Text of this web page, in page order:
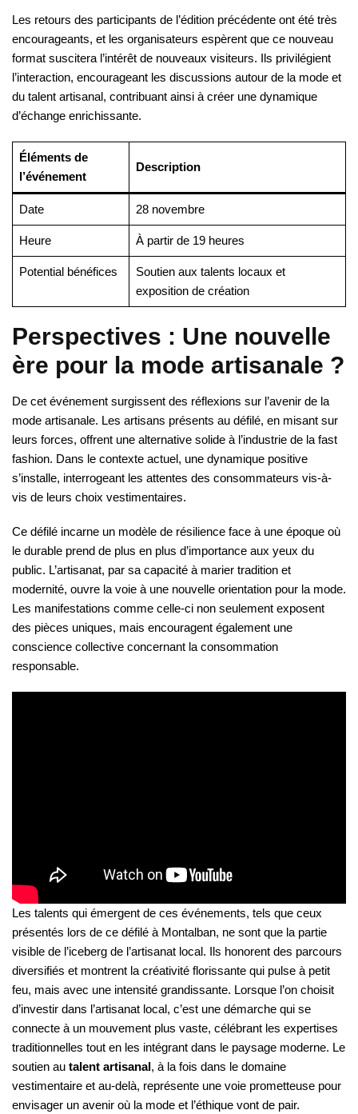
Les retours des participants de l’édition précédente ont été très
encourageants, et les organisateurs espèrent que ce nouveau
format suscitera l’intérêt de nouveaux visiteurs. Ils privilégient
l’interaction, encourageant les discussions autour de la mode et
du talent artisanal, contribuant ainsi à créer une dynamique
d’échange enrichissante.
Éléments de
l’événement
Description
Date 28 novembre
Heure À partir de 19 heures
Potential bénéfices
Soutien aux talents locaux et
exposition de création
Perspectives : Une nouvelle
ère pour la mode artisanale ?
De cet événement surgissent des réflexions sur l’avenir de la
mode artisanale. Les artisans présents au défilé, en misant sur
leurs forces, offrent une alternative solide à l’industrie de la fast
fashion. Dans le contexte actuel, une dynamique positive
s’installe, interrogeant les attentes des consommateurs vis-à-
vis de leurs choix vestimentaires.
Ce défilé incarne un modèle de résilience face à une époque où
le durable prend de plus en plus d’importance aux yeux du
public. L’artisanat, par sa capacité à marier tradition et
modernité, ouvre la voie à une nouvelle orientation pour la mode.
Les manifestations comme celle-ci non seulement exposent
des pièces uniques, mais encouragent également une
conscience collective concernant la consommation
responsable.
Les talents qui émergent de ces événements, tels que ceux
présentés lors de ce défilé à Montalban, ne sont que la partie
visible de l’iceberg de l’artisanat local. Ils honorent des parcours
diversifiés et montrent la créativité florissante qui pulse à petit
feu, mais avec une intensité grandissante. Lorsque l’on choisit
d’investir dans l’artisanat local, c’est une démarche qui se
connecte à un mouvement plus vaste, célébrant les expertises
traditionnelles tout en les intégrant dans le paysage moderne. Le
soutien au talent artisanal, à la fois dans le domaine
vestimentaire et au-delà, représente une voie prometteuse pour
envisager un avenir où la mode et l’éthique vont de pair.